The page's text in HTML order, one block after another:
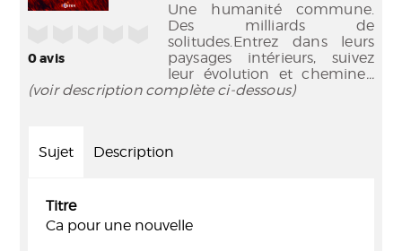
0avis
Une humanité commune.
Des milliards de
solitudes.Entrez dans leurs
paysages intérieurs, suivez
leur évolution et chemine...
(voir description complète ci-dessous)
Sujet Description
Titre
Ca pour une nouvelle